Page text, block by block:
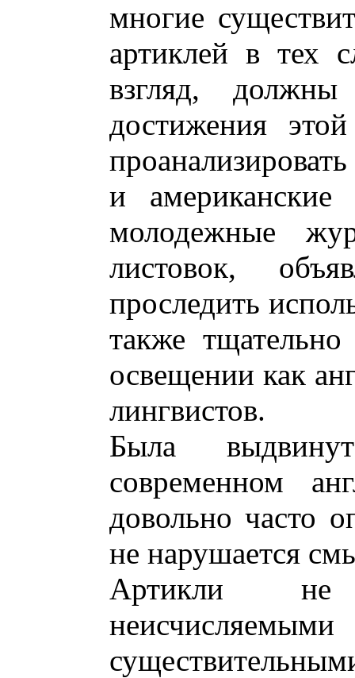
многие
артиклей в тех
взгляд,
достижения
и
молодежные
листовок,
проследить
также
освещении как
лингвистов.
Была
современном
довольно часто
не нарушается
Артикли не